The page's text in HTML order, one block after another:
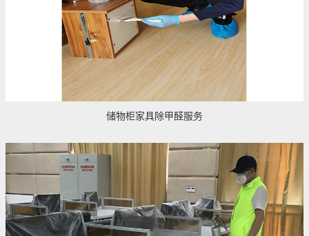
储物柜家具除甲醛服务